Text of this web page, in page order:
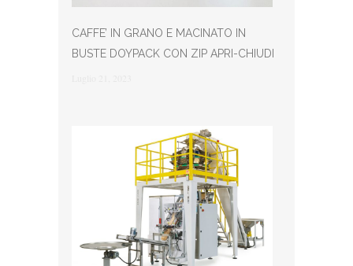
CAFFE’ IN GRANO E MACINATO IN
BUSTE DOYPACK CON ZIP APRI-CHIUDI